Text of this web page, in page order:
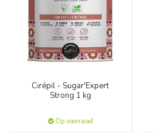
Cirépil - Sugar'Expert
Strong 1 kg
Op voorraad